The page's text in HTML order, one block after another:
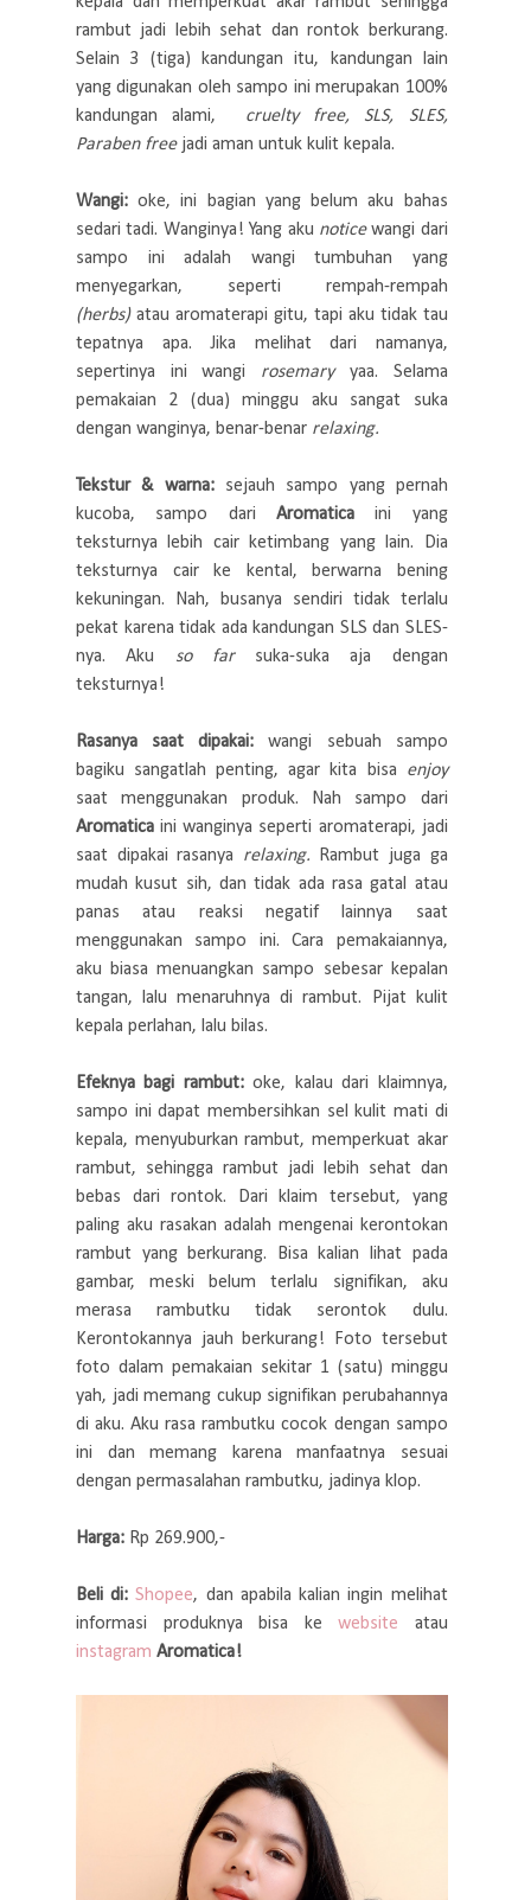
rambut jadi lebih sehat dan rontok berkurang.
Selain 3 (tiga) kandungan itu, kandungan lain
yang digunakan oleh sampo ini merupakan 100%
kandungan alami, cruelty free, SLS, SLES,
Paraben free jadi aman untuk kulit kepala.
Wangi:oke, ini bagian yang belum aku bahas
sedari tadi. Wanginya! Yang aku noticewangi dari
sampo ini adalah wangi tumbuhan yang
menyegarkan, seperti rempah-rempah
(herbs)atau aromaterapi gitu, tapi aku tidak tau
tepatnya apa. Jika melihat dari namanya,
sepertinya ini wangi rosemary yaa. Selama
pemakaian 2 (dua) minggu aku sangat suka
dengan wanginya, benar-benar relaxing.
Tekstur & warna: sejauh sampo yang pernah
kucoba, sampo dari Aromaticaini yang
teksturnya lebih cair ketimbang yang lain. Dia
teksturnya cair ke kental, berwarna bening
kekuningan. Nah, busanya sendiri tidak terlalu
pekat karena tidak ada kandungan SLS dan SLES-
nya. Aku so far suka-suka aja dengan
teksturnya!
Rasanya saat dipakai:wangi sebuah sampo
bagiku sangatlah penting, agar kita bisa enjoy
saat menggunakan produk. Nah sampo dari
Aromaticaini wanginya seperti aromaterapi, jadi
saat dipakai rasanya relaxing.
Rambut juga ga
mudah kusut sih, dan tidak ada rasa gatal atau
panas atau reaksi negatif lainnya saat
menggunakan sampo ini. Cara pemakaiannya,
aku biasa menuangkan sampo sebesar kepalan
tangan, lalu menaruhnya di rambut. Pijat kulit
kepala perlahan, lalu bilas.
Efeknya bagi rambut:oke, kalau dari klaimnya,
sampo ini dapat membersihkan sel kulit mati di
kepala, menyuburkan rambut, memperkuat akar
rambut, sehingga rambut jadi lebih sehat dan
bebas dari rontok. Dari klaim tersebut, yang
paling aku rasakan adalah mengenai kerontokan
rambut yang berkurang. Bisa kalian lihat pada
gambar, meski belum terlalu signifikan, aku
merasa rambutku tidak serontok dulu.
Kerontokannya jauh berkurang! Foto tersebut
foto dalam pemakaian sekitar 1 (satu) minggu
yah, jadi memang cukup signifikan perubahannya
di aku. Aku rasa rambutku cocok dengan sampo
ini dan memang karena manfaatnya sesuai
dengan permasalahan rambutku, jadinya klop.
Harga: Rp 269.900,-
Beli di: Shopee, dan apabila kalian ingin melihat
informasi produknya bisa kewebsite atau
instagram Aromatica!